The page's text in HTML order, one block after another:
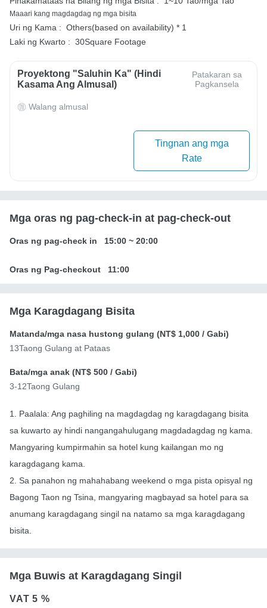
Maaari kang magdagdag ng mga bisita
Uri ng Kama : Others(based on availability) * 1
Laki ng Kwarto : 30Square Footage
Proyektong "Saluhin Ka" (Hindi
Kasama Ang Almusal)
Patakaran sa
Pagkansela
Walang almusal
Tingnan ang mga
Rate
Mga oras ng pag-check-in at pag-check-out
Oras ng pag-check in 15:00 ~ 20:00
Oras ng Pag-checkout 11:00
Mga Karagdagang Bisita
Matanda/mga nasa hustong gulang (NT$ 1,000 / Gabi)
13Taong Gulang at Pataas
Bata/mga anak (NT$ 500 / Gabi)
3-12Taong Gulang
1. Paalala: Ang paghiling na magdagdag ng karagdagang bisita
sa kuwarto ay hindi nangangahulugang magdadagdag ng kama.
Mangyaring kumpirmahin sa hotel kung kailangan mo ng
karagdagang kama.
2. Sa panahon ng mahahabang weekend o mga pista opisyal ng
Bagong Taon ng Tsina, mangyaring magbayad sa hotel para sa
anumang karagdagang singil na natamo sa mga karagdagang
bisita.
Mga Buwis at Karagdagang Singil
VAT5 %